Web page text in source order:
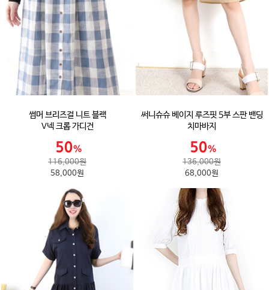
썸머 브리즈걸 니트 블랙
V넥 크롭 가디건
116,000원
58,000원
써니슈슈 베이지 루즈핏 5부 스판 밴딩
치마바지
136,000원
68,000원